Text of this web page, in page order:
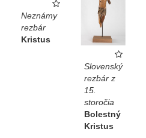
Neznámy
rezbár
Kristus
Slovenský
rezbár z
15.
storočia
Bolestný
Kristus